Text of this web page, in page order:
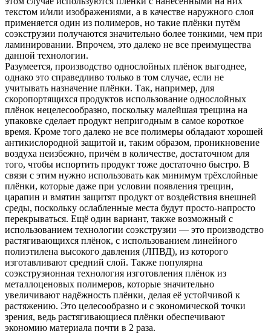
текстом и/или изображениями, а в качестве наружного слоя
применяется один из полимеров, но такие плёнки путём
соэкструзии получаются значительно более тонкими, чем при
ламинировании. Впрочем, это далеко не все преимущества
данной технологии.
Разумеется, производство однослойных плёнок выгоднее,
однако это справедливо только в том случае, если не
учитывать назначение плёнки. Так, например, для
скоропортящихся продуктов использование однослойных
плёнок нецелесообразно, поскольку малейшая трещина на
упаковке сделает продукт непригодным в самое короткое
время. Кроме того далеко не все полимеры обладают хорошей
антикислородной защитой и, таким образом, проникновение
воздуха неизбежно, причём в количестве, достаточном для
того, чтобы испортить продукт тоже достаточно быстро. В
связи с этим нужно использовать как минимум трёхслойные
плёнки, которые даже при условии появления трещин,
царапин и вмятин защитят продукт от воздействия внешней
среды, поскольку ослабленные места будут просто-напросто
перекрываться. Ещё один вариант, также возможный с
использованием технологии соэкструзии — это производство
растягивающихся плёнок, с использованием линейного
полиэтилена высокого давления (ЛПВД), из которого
изготавливают средний слой. Также популярна
соэкструзионная технология изготовления плёнок из
металлоценовых полимеров, которые значительно
увеличивают надёжность плёнки, делая её устойчивой к
растяжению. Это целесообразно и с экономической точки
зрения, ведь растягивающиеся плёнки обеспечивают
экономию материала почти в 2 раза.